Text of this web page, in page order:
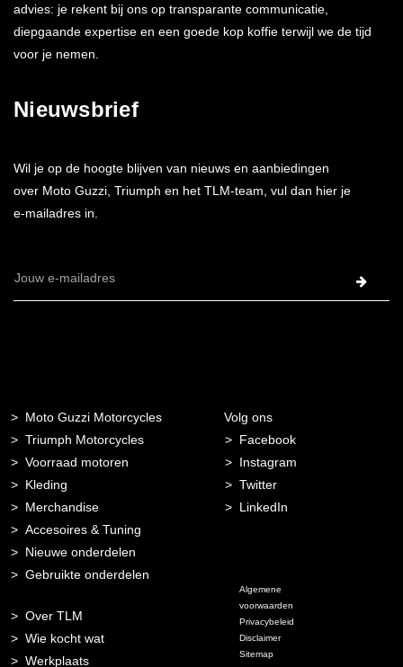
advies: je rekent bij ons op transparante communicatie,
diepgaande expertise en een goede kop koffie terwijl we de tijd
voor je nemen.
Nieuwsbrief
Wil je op de hoogte blijven van nieuws en aanbiedingen
over Moto Guzzi, Triumph en het TLM-team, vul dan hier je
e-mailadres in.
E-
Moto Guzzi Motorcycles
Triumph Motorcycles
Voorraad motoren
Kleding
Merchandise
Accesoires & Tuning
Nieuwe onderdelen
Gebruikte onderdelen
Over TLM
Wie kocht wat
Werkplaats
Volg ons
Facebook
Instagram
Twitter
LinkedIn
Algemene
voorwaarden
Privacybeleid
Disclaimer
Sitemap